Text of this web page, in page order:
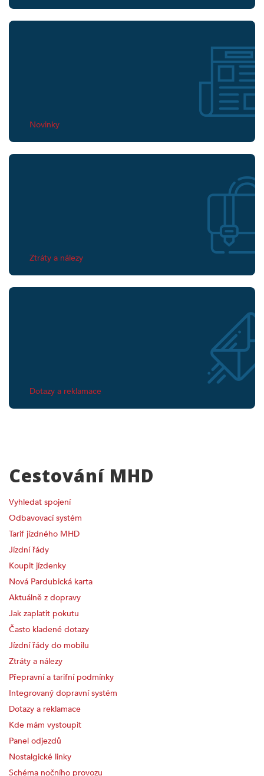
Novinky
Ztráty a nálezy
Dotazy a reklamace
Cestování MHD
Vyhledat spojení
Odbavovací systém
Tarif jízdného MHD
Jízdní řády
Koupit jízdenky
Nová Pardubická karta
Aktuálně z dopravy
Jak zaplatit pokutu
Často kladené dotazy
Jízdní řády do mobilu
Ztráty a nálezy
Přepravní a tarifní podmínky
Integrovaný dopravní systém
Dotazy a reklamace
Kde mám vystoupit
Panel odjezdů
Nostalgické linky
Schéma nočního provozu